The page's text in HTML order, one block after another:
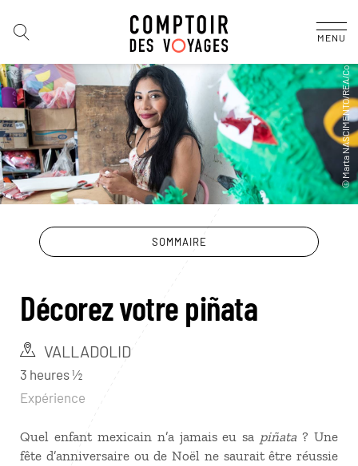
MENU
SOMMAIRE
Décorez votre piñata
VALLADOLID
3 heures ½
Expérience
Quel enfant mexicain n’a jamais eu sa piñata ? Une
fête d’anniversaire ou de Noël ne saurait être réussie